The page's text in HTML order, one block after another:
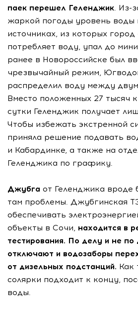
паек перешел Геленджик. Из-
жаркой погоды уровень воды
источниках, из которых город
потребляет воду, упал до
ранее в Новороссийске был
чрезвычайный режим,
распределил воду между
Вместо положенных 27 тысяч
сутки Геленджик получает
Чтобы избежать экстренной
приняла решение подавать
и Кабардинке, а также на
Геленджика по графику.
Джубга от Геленджика вроде
там проблемы. Джубгинская
обеспечивать
объекты в Сочи, находится в
тестирования. По делу и не по
отключают и водозаборы
от дизельных подстанций. Как
солярки подходит к концу,
воды.